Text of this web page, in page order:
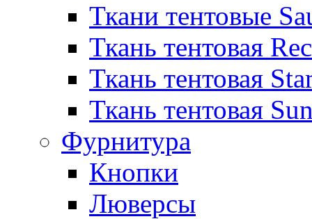
Ткани тентовые
Ткань тентовая
Ткань тентовая
Ткань тентовая
Фурнитура
Кнопки
Люверсы